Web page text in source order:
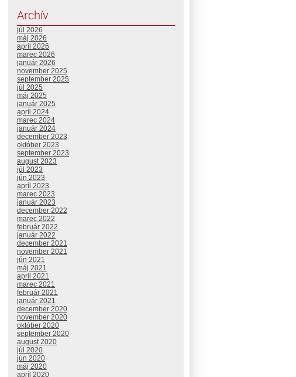
Archív
júl 2026
máj 2026
apríl 2026
marec 2026
január 2026
november 2025
september 2025
júl 2025
máj 2025
január 2025
apríl 2024
marec 2024
január 2024
december 2023
október 2023
september 2023
august 2023
júl 2023
jún 2023
apríl 2023
marec 2023
január 2023
december 2022
marec 2022
február 2022
január 2022
december 2021
november 2021
jún 2021
máj 2021
apríl 2021
marec 2021
február 2021
január 2021
december 2020
november 2020
október 2020
september 2020
august 2020
júl 2020
jún 2020
máj 2020
apríl 2020